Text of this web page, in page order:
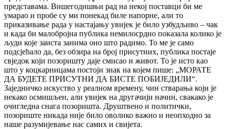
представама. Вишегодишњи рад на некој поставци би ме
умарао и пробе су ми понекад биле напорне, али то
приказивање рада у настајању увијек је било узбудљиво – чак
и када би малобројна публика немилосрдно показала колико је
људи које заиста занима оно што радимо. То ме је само
подсјећало да, без обзира на број присутних, публика постаје
свједок који позоришту даје смисао и живот. То је исто као
што у коцкарницама постоји знак на којем пише: „МОРАТЕ
ДА БУДЕТЕ ПРИСУТНИ ДА БИСТЕ ПОБИЈЕДИЛИ“.
Заједничко искуство у реалном времену, чин стварања који је
некако осмишљен, али увијек на другачији начин, свакако је
очигледна снага позоришта. Друштвено и политички,
позориште никада није било оволико важно и неопходно за
наше разумијевање нас самих и свијета.